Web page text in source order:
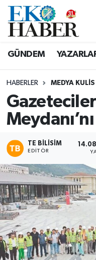
GÜNDEM
HABERLER MEDYA KULIS
TE BILISIM
EDITÖR
Hava Durumu
Tüm Manşetler
Son Dakika
Haber Arşivi